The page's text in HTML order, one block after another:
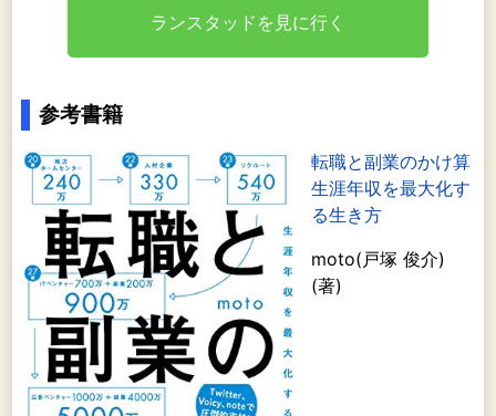
ランスタッドを見に行く
参考書籍
転職と副業のかけ算
生涯年収を最大化す
る生き方
moto(戸塚 俊介)
(著)